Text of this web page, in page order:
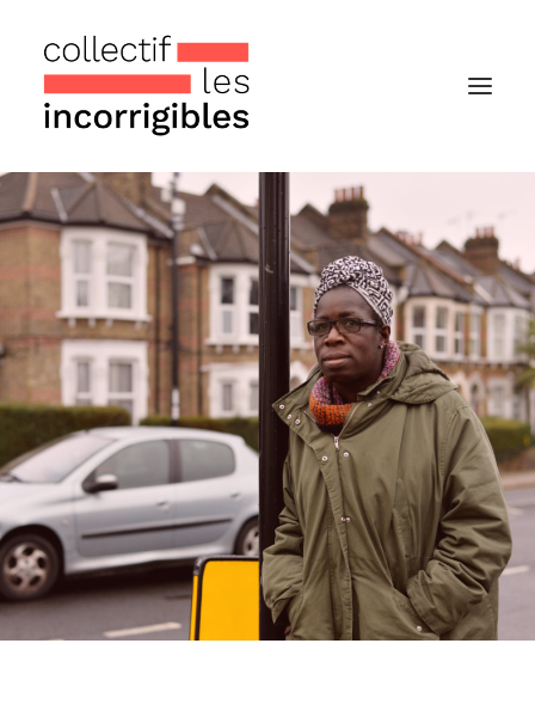
Accueil
Le collectif
Nos actualités
Notre « Incolettre » mensuelle
Recherche